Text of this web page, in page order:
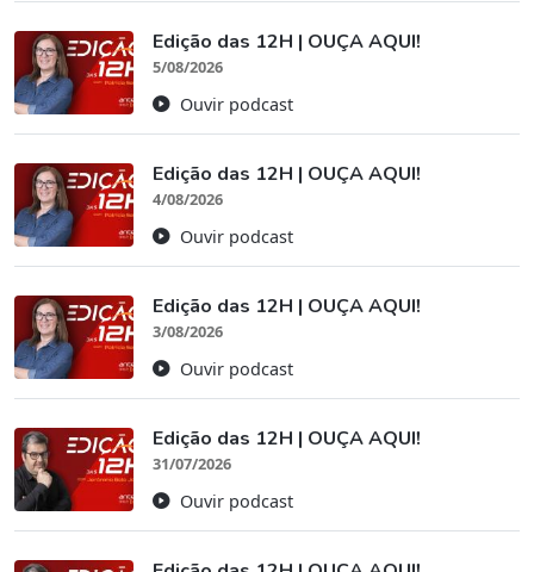
Edição das 12H | OUÇA AQUI!
5/08/2026
Ouvir podcast
Edição das 12H | OUÇA AQUI!
4/08/2026
Ouvir podcast
Edição das 12H | OUÇA AQUI!
3/08/2026
Ouvir podcast
Edição das 12H | OUÇA AQUI!
31/07/2026
Ouvir podcast